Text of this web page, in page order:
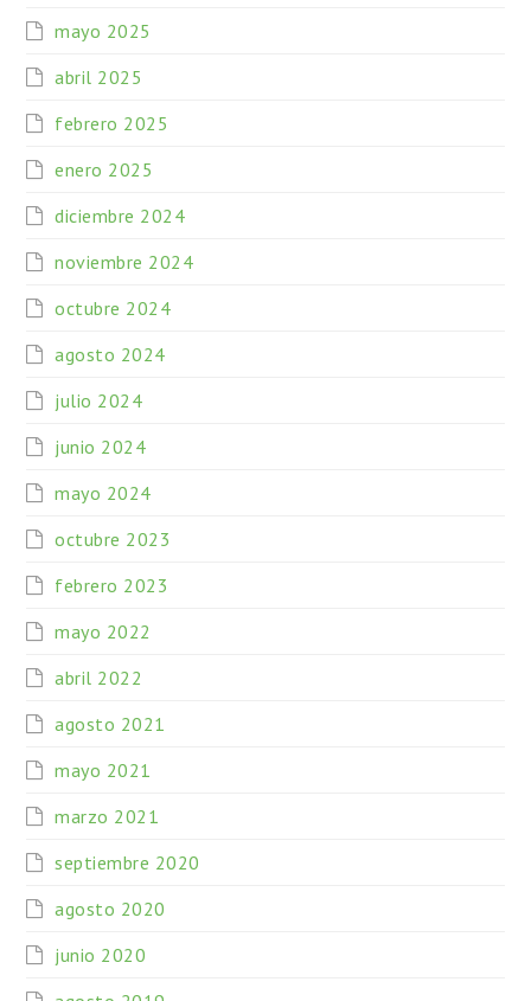
mayo 2025
abril 2025
febrero 2025
enero 2025
diciembre 2024
noviembre 2024
octubre 2024
agosto 2024
julio 2024
junio 2024
mayo 2024
octubre 2023
febrero 2023
mayo 2022
abril 2022
agosto 2021
mayo 2021
marzo 2021
septiembre 2020
agosto 2020
junio 2020